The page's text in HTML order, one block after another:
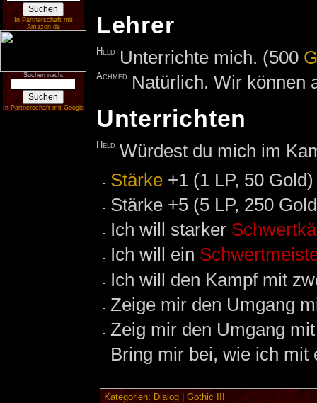
In Partnerschaft mit
Amazon.de
Suchen nach:
In Partnerschaft mit Google
Lehrer
Held Unterrichte mich. (500
Achmed Natürlich. Wir können
Unterrichten
Held Würdest du mich im
Stärke +1 (1 LP, 50 Gold)
Stärke +5 (5 LP, 250
Ich will starker
Ich will ein
Ich will den Kampf mit
Zeige mir den Umgang
Zeig mir den Umgang
Bring mir bei, wie ich
Kategorien: Dialog| Gothic III